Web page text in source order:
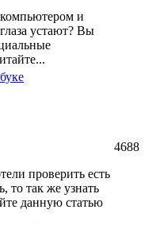
и
устают? Вы
проверить есть
то так же узнать
данную статью
4688